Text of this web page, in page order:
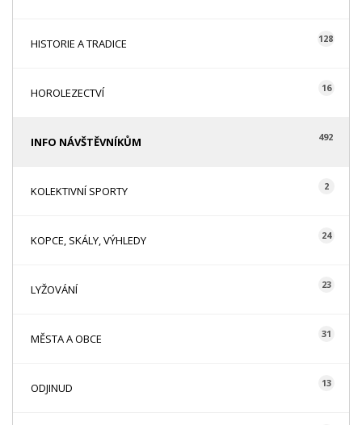
HISTORIE A TRADICE 128
HOROLEZECTVÍ 16
INFO NÁVŠTĚVNÍKŮM 492
KOLEKTIVNÍ SPORTY 2
KOPCE, SKÁLY, VÝHLEDY 24
LYŽOVÁNÍ 23
MĚSTA A OBCE 31
ODJINUD 13